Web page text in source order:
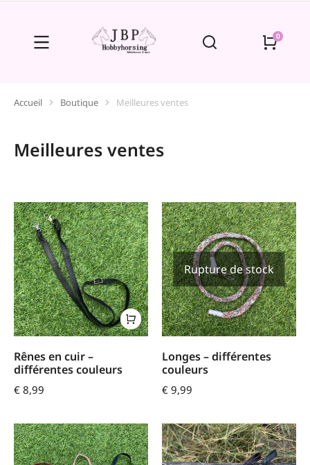
Vous êtes ici :
Accueil Boutique Meilleures ventes
Meilleures ventes
Rênes en cuir –
différentes couleurs
€ 8,99
Rupture de stock
Longes – différentes
couleurs
€ 9,99